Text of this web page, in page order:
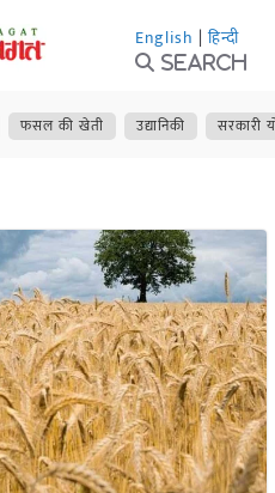
English | हिन्दी
Search
फसल की खेती उद्यानिकी सरकारी